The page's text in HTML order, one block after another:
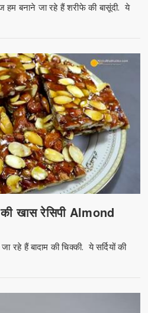
बनाने जा रहे हैं शरीफे की बासूंदी. ये
की खास रेसिपी Almond
रहे हैं बादाम की चिक्की. ये सर्दियों की